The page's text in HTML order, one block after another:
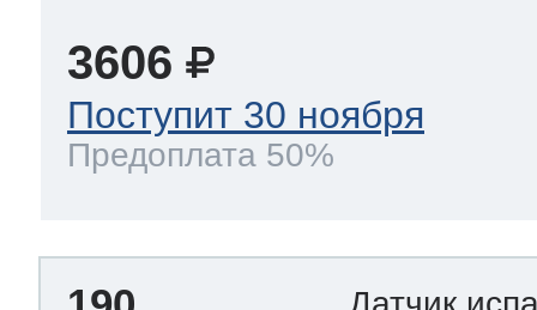
3606
Поступит 30 ноября
Предоплата 50%